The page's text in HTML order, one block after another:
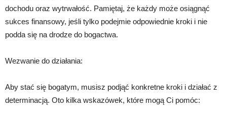
dochodu oraz wytrwałość. Pamiętaj, że każdy może osiągnąć
sukces finansowy, jeśli tylko podejmie odpowiednie kroki i nie
podda się na drodze do bogactwa.
Wezwanie do działania:
Aby stać się bogatym, musisz podjąć konkretne kroki i działać z
determinacją. Oto kilka wskazówek, które mogą Ci pomóc: